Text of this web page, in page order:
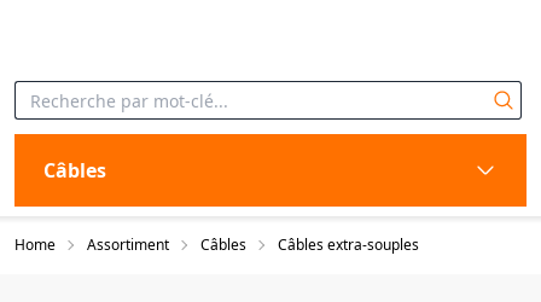
Câbles
Home Assortiment Câbles Câbles extra-souples